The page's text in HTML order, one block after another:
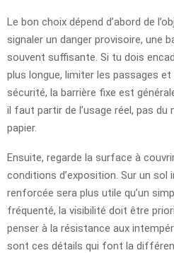
Le bon choix dépend d’abord de
signaler un danger provisoire, une
souvent suffisante. Si tu dois
plus longue, limiter les passages
sécurité, la barrière fixe est
il faut partir de l’usage réel, pas du
papier.
Ensuite, regarde la surface à
conditions d’exposition. Sur un sol
renforcée sera plus utile qu’un
fréquenté, la visibilité doit être
penser à la résistance aux
sont ces détails qui font la